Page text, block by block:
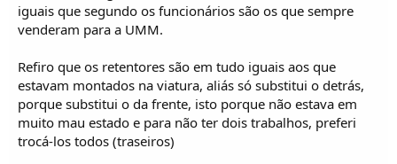
iguais que segundo os funcionários são os que sempre
venderam para a UMM.
Refiro que os retentores são em tudo iguais aos que
estavam montados na viatura, aliás só substitui o detrás,
porque substitui o da frente, isto porque não estava em
muito mau estado e para não ter dois trabalhos, preferi
trocá-los todos (traseiros)